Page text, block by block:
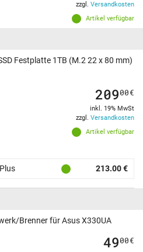
Artikel verfügbar
zzgl. Versandkosten
Festplatte 1TB (M.2 22 x 80 mm)
Artikel verfügbar
20900€
inkl. 19% MwSt
zzgl. Versandkosten
213.00 €
Brenner für Asus X330UA
4900€